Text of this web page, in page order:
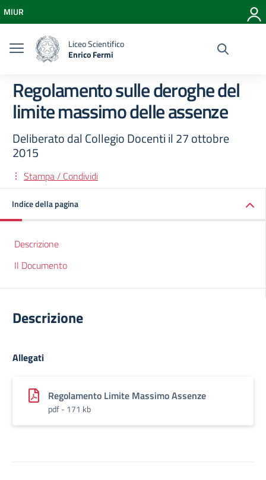
Vai al menu di navigazione
Vai al footer
MIUR
Liceo Scientifico
Enrico Fermi
Regolamento sulle deroghe del
limite massimo delle assenze
Deliberato dal Collegio Docenti il 27 ottobre
2015
Stampa / Condividi
Indice della pagina
Descrizione
Il Documento
Descrizione
Allegati
Regolamento Limite Massimo Assenze
pdf - 171 kb